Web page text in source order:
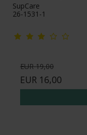
SupCare
26-1531-1
EUR 19,00
EUR 16,00